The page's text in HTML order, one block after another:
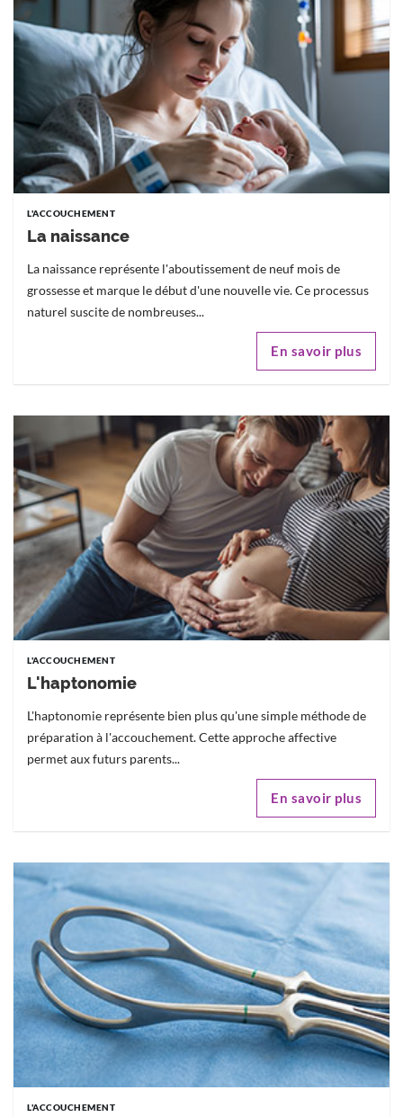
L'ACCOUCHEMENT
La naissance
La naissance représente l'aboutissement de neuf mois de
grossesse et marque le début d'une nouvelle vie. Ce processus
naturel suscite de nombreuses...
En savoir plus
L'ACCOUCHEMENT
L'haptonomie
L'haptonomie représente bien plus qu'une simple méthode de
préparation à l'accouchement. Cette approche affective
permet aux futurs parents...
En savoir plus
L'ACCOUCHEMENT